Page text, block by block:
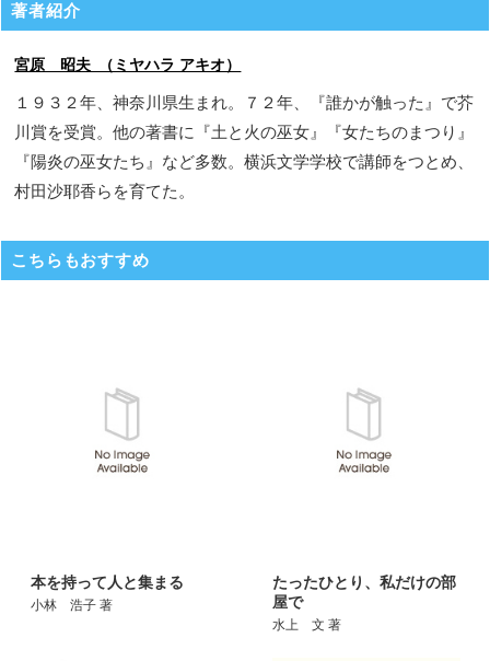
著者紹介
宮原 昭夫 （ミヤハラ アキオ）
１９３２年、神奈川県生まれ。７２年、『誰かが触った』で芥
川賞を受賞。他の著書に『土と火の巫女』『女たちのまつり』
『陽炎の巫女たち』など多数。横浜文学学校で講師をつとめ、
村田沙耶香らを育てた。
こちらもおすすめ
本を持って人と集まる
小林 浩子 著
たったひとり、私だけの部
屋で
水上 文 著